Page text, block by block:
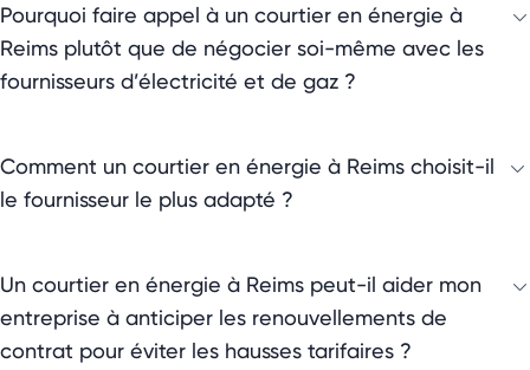
Pourquoi faire appel à un courtier en énergie à
Reims plutôt que de négocier soi-même avec les
fournisseurs d’électricité et de gaz ?
Comment un courtier en énergie à Reims choisit-il
le fournisseur le plus adapté ?
Un courtier en énergie à Reims peut-il aider mon
entreprise à anticiper les renouvellements de
contrat pour éviter les hausses tarifaires ?